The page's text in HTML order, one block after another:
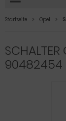
Startseite Opel
90482454